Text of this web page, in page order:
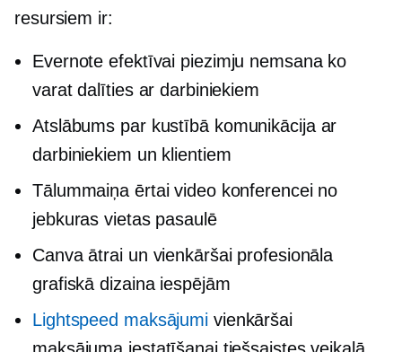
resursiem ir:
Evernote efektīvai piezimju nemsanako
varat dalīties ar darbiniekiem
Atslābums par kustībākomunikācija ar
darbiniekiem un klientiem
Tālummaiņa ērtai video konferencei no
jebkuras vietas pasaulē
Canva ātrai un vienkāršai profesionāla
grafiskā dizaina iespējām
Lightspeed maksājumi vienkāršai